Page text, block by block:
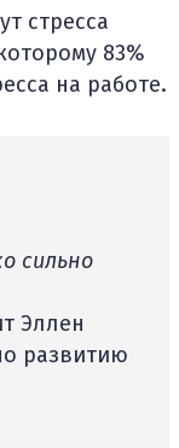
стресса
83%
на работе.
сильно
Эллен
развитию